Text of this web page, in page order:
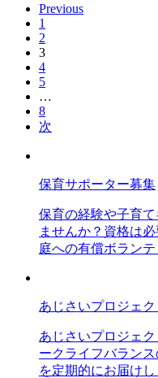
Previous
1
2
3
4
5
…
8
次
保育サポーター募集
保育の経験や子育
ませんか？資格は
庭への有償ボランテ
あじさいプロジェ
あじさいプロジェ
ークライフバラン
を定期的にお届けし